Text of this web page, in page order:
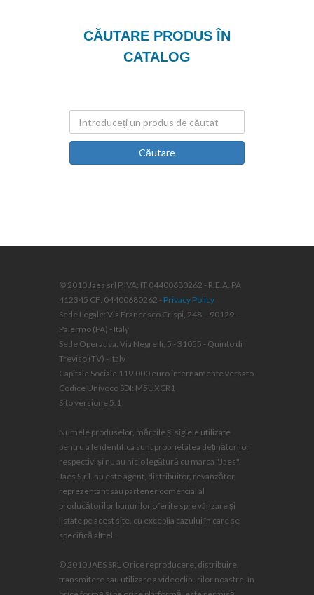
CĂUTARE PRODUS ÎN
CATALOG
Căutare
© 2010 Jaes srl P.IVA: IT 04400680262 - R.E.A. PA
412345 CF: 04400680262 - Privacy Policy
Sede Legale: Via Francesco Crispi, 248 – 90129 -
Palermo (PA) - Italy
Sede Operativa: Via Negrelli, 5 - 31055 - Quinto di
Treviso (TV) - Italy
Capitale Sociale 119.000 euro internamente versato
Codice Univoco SDI: M5UXCR1
Sito versione 5.1
Numele produselor, mărcile și siglele utilizate
pentru a le identifica sunt proprietatea deținătorilor
respectivi și nu au nicio legătură cu marca "Jaes".
Jaes S.r.l. nu este agent, distribuitor, revânzător,
reprezentant sau partener comercial al
producătorilor bunurilor oferite spre vânzare și
listate pe acest site, cu excepția cazului în care se
specifică altfel.
© 2010 JAES SRL Orice reproducere, distribuire,
transmitere sau utilizare a videoclipurilor noastre, în